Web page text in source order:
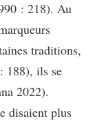
: 218). Au
traditions,
188), ils se
2022).
disaient plus